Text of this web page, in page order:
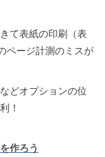
て表紙の印刷（表
ページ計測のミスが
どオプションの位
！
作ろう